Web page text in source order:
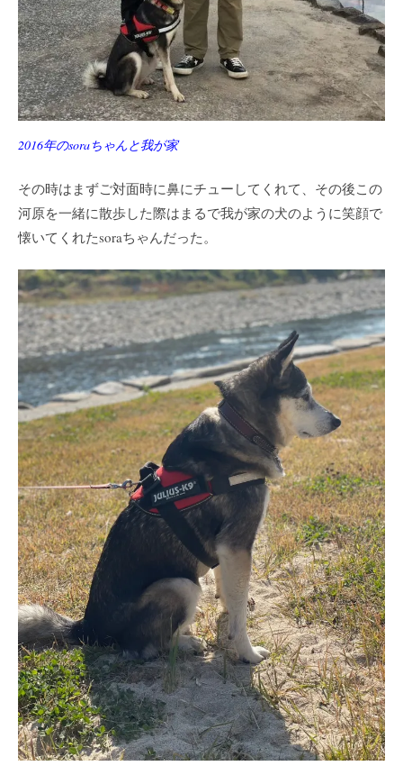
2016年のsoraちゃんと我が家
その時はまずご対面時に鼻にチューしてくれて、その後この
河原を一緒に散歩した際はまるで我が家の犬のように笑顔で
懐いてくれたsoraちゃんだった。